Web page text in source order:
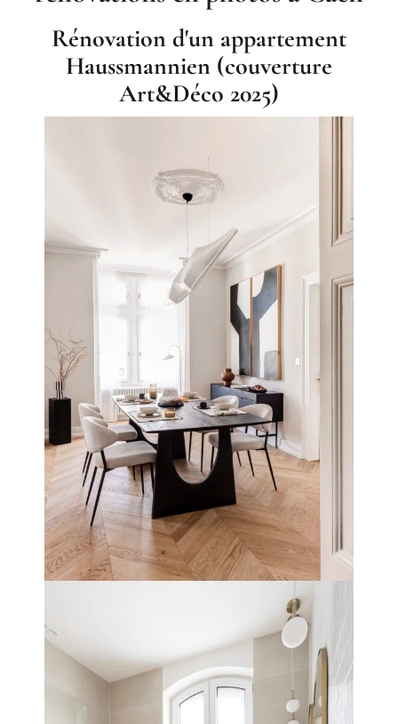
Rénovation d'un appartement
Haussmannien (couverture
Art&Déco 2025)